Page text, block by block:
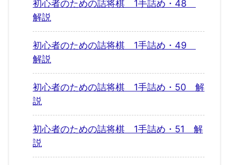
初心者のための詰将棋 1手詰め・48
解説
初心者のための詰将棋 1手詰め・49
解説
初心者のための詰将棋 1手詰め・50 解
説
初心者のための詰将棋 1手詰め・51 解
説